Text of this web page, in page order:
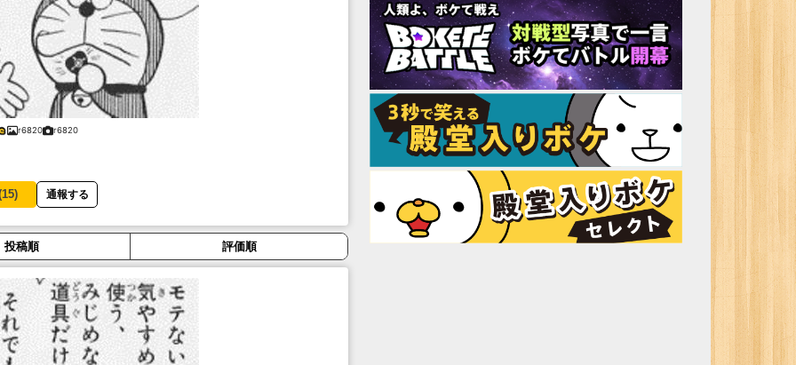
r6820 r6820
15) 通報する
投稿順 評価順